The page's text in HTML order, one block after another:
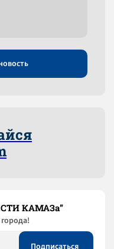
КАМАЗа”